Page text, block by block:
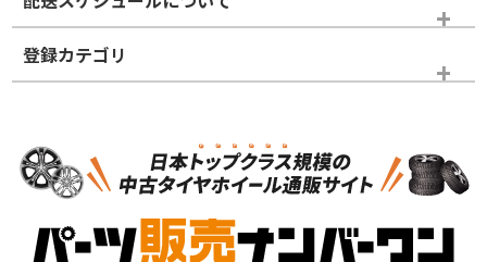
ホイールランク
S
品）
S
新車外し品（新古
付き
登録カテゴリ
タイヤのみ